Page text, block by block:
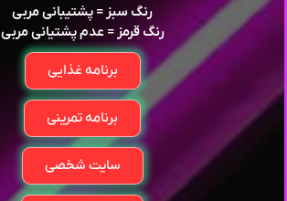
رنگ سبز = پشتیبانی مربی
رنگ قرمز = عدم پشتیانی مربی
برنامه غذایی
برنامه تمرینی
سایت شخصی